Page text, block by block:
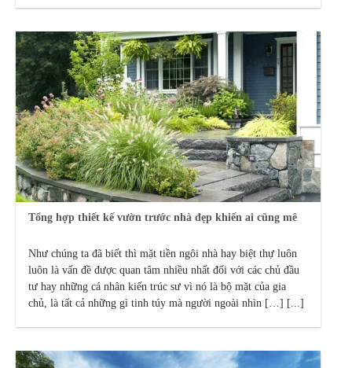
Tổng hợp thiết kế vườn trước nhà đẹp khiến ai cũng mê
Như chúng ta đã biết thì mặt tiền ngôi nhà hay biệt thự luôn
luôn là vấn đề được quan tâm nhiều nhất đối với các chủ đầu
tư hay những cá nhân kiến trúc sư vì nó là bộ mặt của gia
chủ, là tất cả những gì tinh túy mà người ngoài nhìn […] [...]